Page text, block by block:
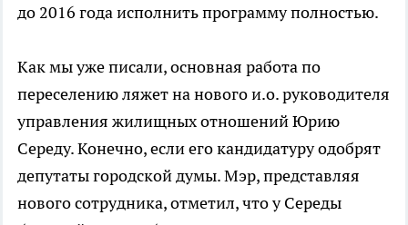
до 2016 года исполнить программу полностью.
Как мы уже писали, основная работа по
переселению ляжет на нового и.о. руководителя
управления жилищных отношений Юрию
Середу. Конечно, если его кандидатуру одобрят
депутаты городской думы. Мэр, представляя
нового сотрудника, отметил, что у Середы